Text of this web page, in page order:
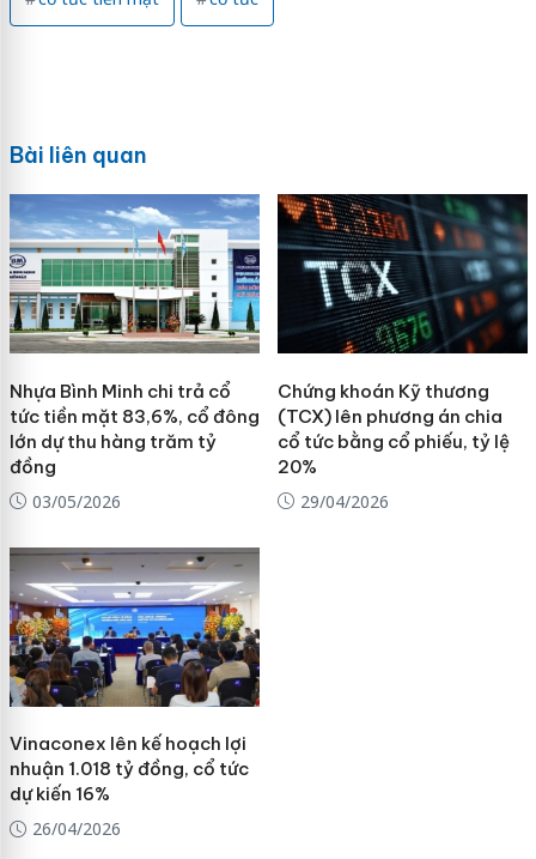
Bài liên quan
Nhựa Bình Minh chi trả cổ
tức tiền mặt 83,6%, cổ đông
lớn dự thu hàng trăm tỷ
đồng
03/05/2026
Chứng khoán Kỹ thương
(TCX) lên phương án chia
cổ tức bằng cổ phiếu, tỷ lệ
20%
29/04/2026
Vinaconex lên kế hoạch lợi
nhuận 1.018 tỷ đồng, cổ tức
dự kiến 16%
26/04/2026